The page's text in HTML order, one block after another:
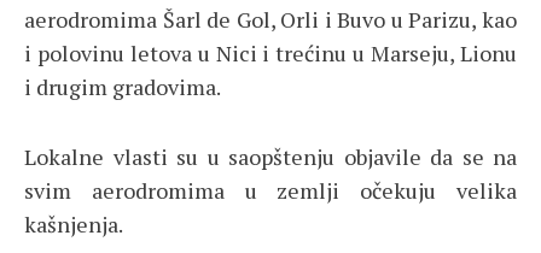
aerodromima Šarl de Gol, Orli i Buvo u Parizu, kao
i polovinu letova u Nici i trećinu u Marseju, Lionu
i drugim gradovima.
Lokalne vlasti su u saopštenju objavile da se na
svim aerodromima u zemlji očekuju velika
kašnjenja.